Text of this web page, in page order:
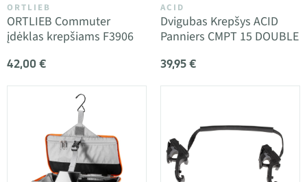
ORTLIEB
ORTLIEB Commuter
įdėklas krepšiams F3906
42,00 €
ACID
Dvigubas Krepšys ACID
Panniers CMPT 15 DOUBLE
39,95 €